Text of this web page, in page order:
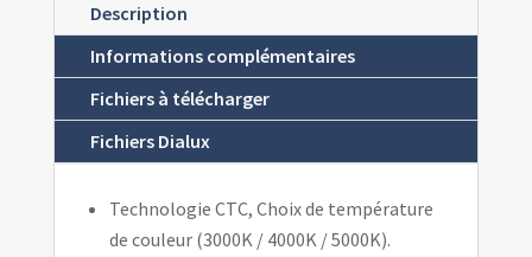
Description
Informations complémentaires
Fichiers à télécharger
Fichiers Dialux
Technologie CTC, Choix de température
de couleur (3000K / 4000K / 5000K).